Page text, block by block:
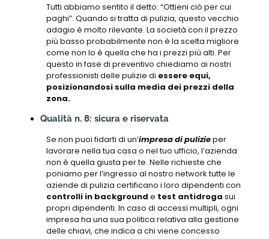
Tutti abbiamo sentito il detto: “Ottieni ciò per cui
paghi”. Quando si tratta di pulizia, questo vecchio
adagio è molto rilevante. La società con il prezzo
più basso probabilmente non è la scelta migliore
come non lo è quella che ha i prezzi più alti. Per
questo in fase di preventivo chiediamo ai nostri
professionisti delle pulizie di essere equi,
posizionandosi sulla media dei prezzi della
zona.
Qualità n. 8: sicura e riservata
Se non puoi fidarti di un’impresa di pulizieper
lavorare nella tua casa o nel tuo ufficio, l’azienda
non è quella giusta per te. Nelle richieste che
poniamo per l’ingresso al nostro network tutte le
aziende di pulizia certificano i loro dipendenti con
controlli in background e test antidroga sui
propri dipendenti. In caso di accessi multipli, ogni
impresa ha una sua politica relativa alla gestione
delle chiavi, che indica a chi viene concesso